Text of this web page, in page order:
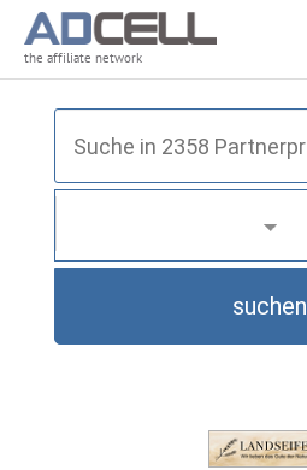
the affiliate network
suchen